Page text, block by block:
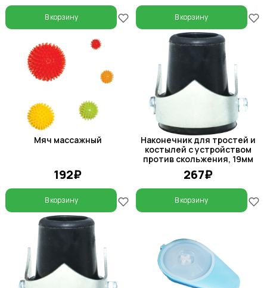
В корзину В корзину
Мяч массажный
192₽
В корзину
Наконечник для тростей и
костылей с устройством
против скольжения, 19мм
267₽
В корзину